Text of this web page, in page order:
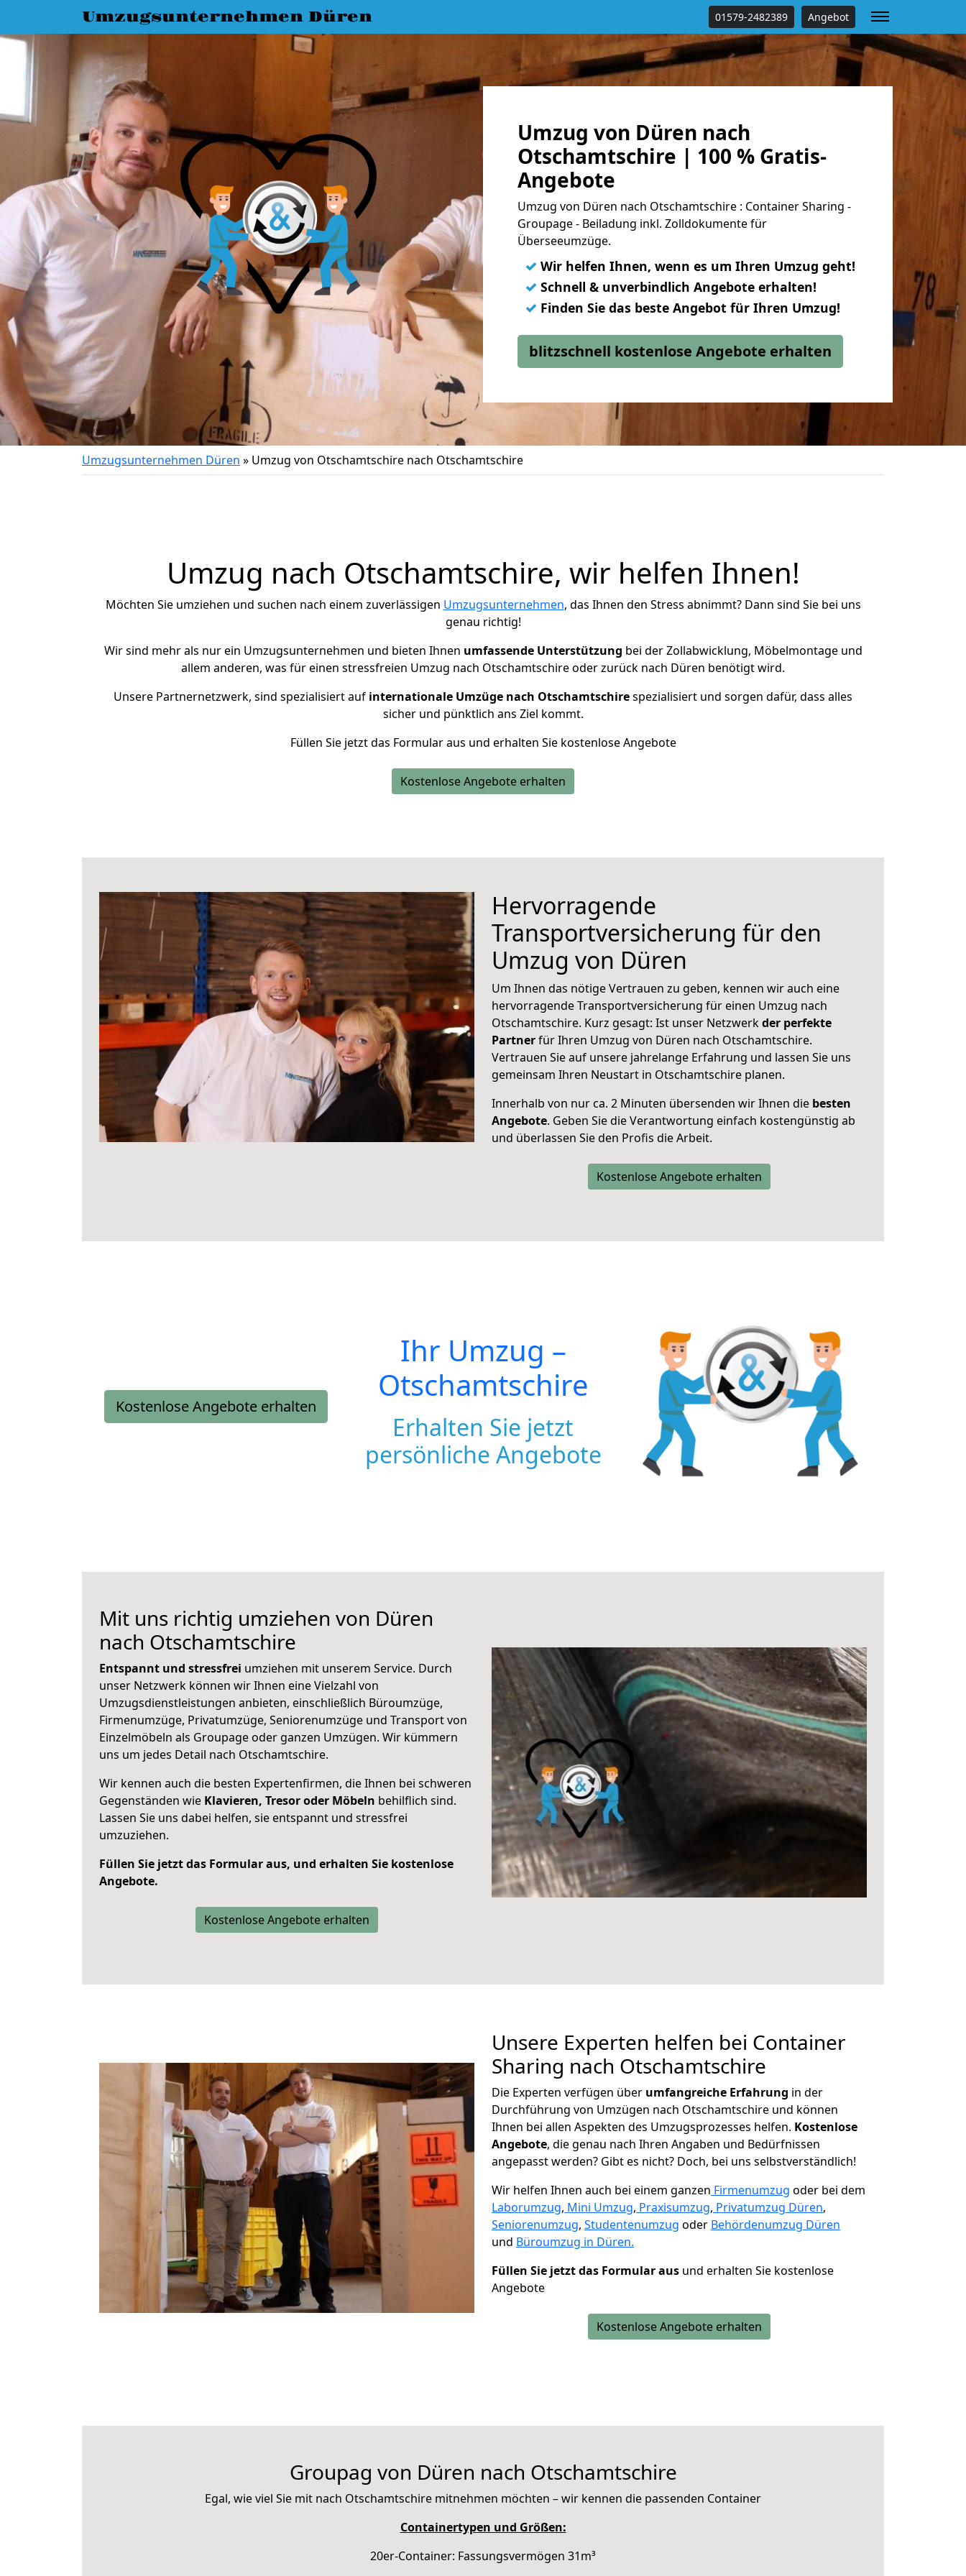
Umzugsunternehmen Düren 01579-2482389 Angebot
Umzug von Düren nach
Otschamtschire | 100 % Gratis-
Angebote
Umzug von Düren nach Otschamtschire : Container Sharing -
Groupage - Beiladung inkl. Zolldokumente für
Überseeumzüge.
✓ Wir helfen Ihnen, wenn es um Ihren Umzug geht!
✓ Schnell & unverbindlich Angebote erhalten!
✓ Finden Sie das beste Angebot für Ihren Umzug!
blitzschnell kostenlose Angebote erhalten
Umzugsunternehmen Düren » Umzug von Otschamtschire nach Otschamtschire
Umzug nach Otschamtschire, wir helfen Ihnen!
Möchten Sie umziehen und suchen nach einem zuverlässigen Umzugsunternehmen, das Ihnen den Stress abnimmt? Dann sind Sie bei uns
genau richtig!
Wir sind mehr als nur ein Umzugsunternehmen und bieten Ihnen umfassende Unterstützung bei der Zollabwicklung, Möbelmontage und
allem anderen, was für einen stressfreien Umzug nach Otschamtschire oder zurück nach Düren benötigt wird.
Unsere Partnernetzwerk, sind spezialisiert auf internationale Umzüge nach Otschamtschirespezialisiert und sorgen dafür, dass alles
sicher und pünktlich ans Ziel kommt.
Füllen Sie jetzt das Formular aus und erhalten Sie kostenlose Angebote
Kostenlose Angebote erhalten
Hervorragende
Transportversicherung für den
Umzug von Düren
Um Ihnen das nötige Vertrauen zu geben, kennen wir auch eine
hervorragende Transportversicherung für einen Umzug nach
Otschamtschire. Kurz gesagt: Ist unser Netzwerkder perfekte
Partnerfür Ihren Umzug von Düren nach Otschamtschire.
Vertrauen Sie auf unsere jahrelange Erfahrung und lassen Sie uns
gemeinsam Ihren Neustart in Otschamtschire planen.
Innerhalb von nur ca. 2 Minuten übersenden wir Ihnen die besten
Angebote. Geben Sie die Verantwortung einfach kostengünstig ab
und überlassen Sie den Profis die Arbeit.
Kostenlose Angebote erhalten
Kostenlose Angebote erhalten
Ihr Umzug –
Otschamtschire
Erhalten Sie jetzt
persönliche Angebote
Mit uns richtig umziehen von Düren
nach Otschamtschire
Entspannt und stressfrei umziehen mit unserem Service. Durch
unser Netzwerk können wir Ihnen eine Vielzahl von
Umzugsdienstleistungen anbieten, einschließlich Büroumzüge,
Firmenumzüge, Privatumzüge, Seniorenumzüge und Transport von
Einzelmöbeln als Groupage oder ganzen Umzügen. Wir kümmern
uns um jedes Detail nach Otschamtschire.
Wir kennen auch die besten Expertenfirmen, die Ihnen bei schweren
Gegenständen wie Klavieren, Tresor oder Möbeln behilflich sind.
Lassen Sie uns dabei helfen, sie entspannt und stressfrei
umzuziehen.
Füllen Sie jetzt das Formular aus, und erhalten Sie kostenlose
Angebote.
Kostenlose Angebote erhalten
Unsere Experten helfen bei Container
Sharing nach Otschamtschire
Die Experten verfügen über umfangreiche Erfahrung in der
Durchführung von Umzügen nach Otschamtschire und können
Ihnen bei allen Aspekten des Umzugsprozesses helfen. Kostenlose
Angebote, die genau nach Ihren Angaben und Bedürfnissen
angepasst werden? Gibt es nicht? Doch, bei uns selbstverständlich!
Wir helfen Ihnen auch bei einem ganzen Firmenumzug oder bei dem
Laborumzug, Mini Umzug, Praxisumzug, Privatumzug Düren,
Seniorenumzug, Studentenumzug oder Behördenumzug Düren
und Büroumzug in Düren.
Füllen Sie jetzt das Formular aus und erhalten Sie kostenlose
Angebote
Kostenlose Angebote erhalten
Groupag von Düren nach Otschamtschire
Egal, wie viel Sie mit nach Otschamtschire mitnehmen möchten – wir kennen die passenden Container
Containertypen und Größen:
20er-Container: Fassungsvermögen 31m³